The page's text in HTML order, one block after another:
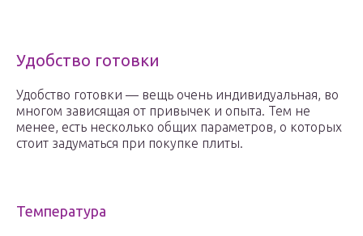
Удобство готовки
Удобство готовки — вещь очень индивидуальная, во
многом зависящая от привычек и опыта. Тем не
менее, есть несколько общих параметров, о которых
стоит задуматься при покупке плиты.
Температура